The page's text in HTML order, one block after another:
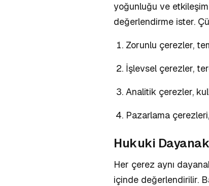
yoğunluğu ve etkileşim
değerlendirme ister.
Zorunlu çerezler,
İşlevsel çerezler,
Analitik çerezler,
Pazarlama
Hukuki
Her çerez aynı
içinde değerlendirilir.